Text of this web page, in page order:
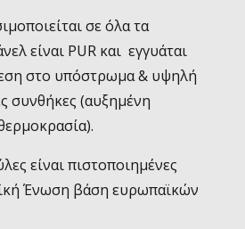
σε όλα τα
είναι PUR και εγγυάται
στο υπόστρωμα & υψηλή
συνθήκες (αυξημένη
είναι πιστοποιημένες
Ένωση βάση ευρωπαϊκών